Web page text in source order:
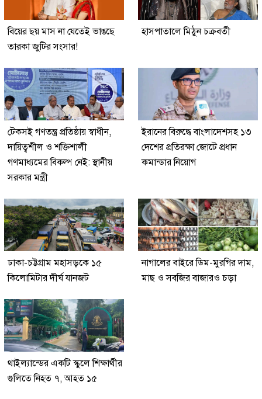
বিয়ের ছয় মাস না যেতেই ভাঙছে
তারকা জুটির সংসার!
হাসপাতালে মিঠুন চক্রবর্তী
টেকসই গণতন্ত্র প্রতিষ্ঠায় স্বাধীন,
দায়িত্বশীল ও শক্তিশালী
গণমাধ্যমের বিকল্প নেই: স্থানীয়
সরকার মন্ত্রী
ইরানের বিরুদ্ধে বাংলাদেশসহ ১৩
দেশের প্রতিরক্ষা জোটে প্রধান
কমান্ডার নিয়োগ
ঢাকা-চট্টগ্রাম মহাসড়কে ১৫
কিলোমিটার দীর্ঘ যানজট
নাগালের বাইরে ডিম-মুরগির দাম,
মাছ ও সবজির বাজারও চড়া
থাইল্যান্ডের একটি স্কুলে শিক্ষার্থীর
গুলিতে নিহত ৭, আহত ১৫